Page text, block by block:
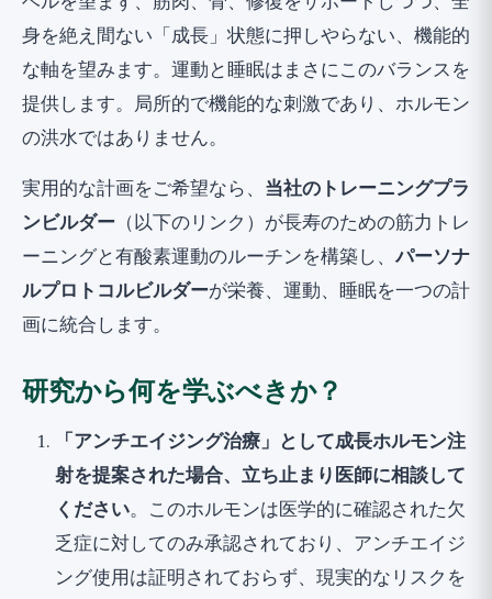
身を絶え間ない「成長」状態に押しやらない、機能的
な軸を望みます。運動と睡眠はまさにこのバランスを
提供します。局所的で機能的な刺激であり、ホルモン
の洪水ではありません。
実用的な計画をご希望なら、 当社のトレーニングプラ
ンビルダー （以下のリンク）が長寿のための筋力トレ
ーニングと有酸素運動のルーチンを構築し、パーソナ
ルプロトコルビルダーが栄養、運動、睡眠を一つの計
画に統合します。
研究から何を学ぶべきか？
「アンチエイジング治療」として成長ホルモン注
射を提案された場合、立ち止まり医師に相談して
ください。このホルモンは医学的に確認された欠
乏症に対してのみ承認されており、アンチエイジ
ング使用は証明されておらず、現実的なリスクを